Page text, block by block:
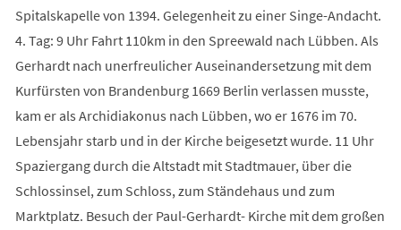
Spitalskapelle von 1394. Gelegenheit zu einer Singe-Andacht.
4. Tag: 9 Uhr Fahrt 110km in den Spreewald nach Lübben. Als
Gerhardt nach unerfreulicher Auseinandersetzung mit dem
Kurfürsten von Brandenburg 1669 Berlin verlassen musste,
kam er als Archidiakonus nach Lübben, wo er 1676 im 70.
Lebensjahr starb und in der Kirche beigesetzt wurde. 11 Uhr
Spaziergang durch die Altstadt mit Stadtmauer, über die
Schlossinsel, zum Schloss, zum Ständehaus und zum
Marktplatz. Besuch der Paul-Gerhardt- Kirche mit dem großen